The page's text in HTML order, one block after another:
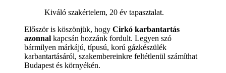
Kiváló szakértelem, 20 év tapasztalat.
Először is köszönjük, hogy Cirkó karbantartás
azonnal kapcsán hozzánk fordult. Legyen szó
bármilyen márkájú, típusú, korú gázkészülék
karbantartásáról, szakembereinkre feltétlenül számíthat
Budapest és környékén.